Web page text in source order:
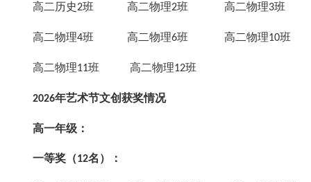
高二历史2班 高二物理2班 高二物理3班
高二物理4班 高二物理6班 高二物理10班
高二物理11班 高二物理12班
2026年艺术节文创获奖情况
高一年级：
一等奖（12名）：